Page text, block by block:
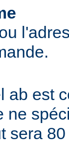
ab est
ne
sera